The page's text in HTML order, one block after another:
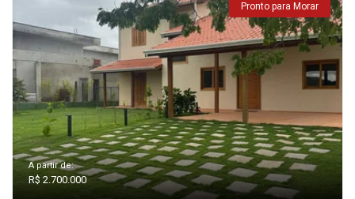
Pronto para Morar
A partir de:
R$ 2.700.000